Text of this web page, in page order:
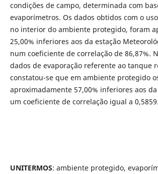
condições de campo, determinada com
evaporímetros. Os dados obtidos com o
no interior do ambiente protegido, foram
25,00% inferiores aos da estação
num coeficiente de correlação de 86,87%.
dados de evaporação referente ao tanque
constatou-se que em ambiente protegido
aproximadamente 57,00% inferiores aos
um coeficiente de correlação igual a 0,5859.
UNITERMOS: ambiente protegido,